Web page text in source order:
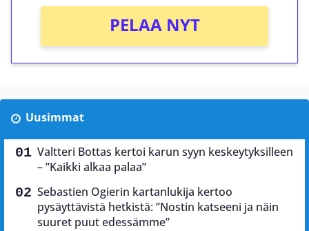
PELAA NYT
Uusimmat
Valtteri Bottas kertoi karun syyn keskeytyksilleen
– ”Kaikki alkaa palaa”
Sebastien Ogierin kartanlukija kertoo
pysäyttävistä hetkistä: ”Nostin katseeni ja näin
suuret puut edessämme”